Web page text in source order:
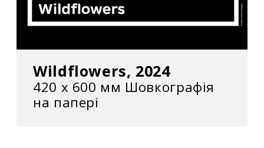
Wildflowers, 2024
420 x 600 мм Шовкографія
на папері